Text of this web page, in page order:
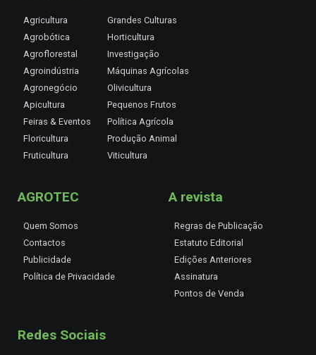
Agricultura
Agrobótica
Agroflorestal
Agroindústria
Agronegócio
Apicultura
Feiras & Eventos
Floricultura
Fruticultura
Grandes Culturas
Horticultura
Investigação
Máquinas Agrícolas
Olivicultura
Pequenos Frutos
Política Agrícola
Produção Animal
Viticultura
AGROTEC
Quem Somos
Contactos
Publicidade
Política de Privacidade
A revista
Regras de Publicação
Estatuto Editorial
Edições Anteriores
Assinatura
Pontos de Venda
Redes Sociais